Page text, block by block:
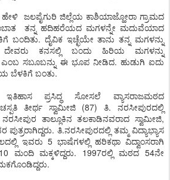
ಜಲಪೈಗುರಿ ಜಿಲ್ಲೆಯ ಕಾಶಿಯಾಜ್ಹೋರಾ ಗ್ರಾಮದ
ತನ್ನ ಹದಿಹರೆಯದ ಮಗಳನ್ನೇ ಮದುವೆಯಾದ
ಬಂದಿತು. ದೈವಿಕ ಇಚ್ಛೆಯೇ ತಾನು ತನ್ನ ಮಗಳನ್ನು
ಕನಸಲ್ಲಿ ಬಂದು ಹಿರಿಯ ಮಗಳನ್ನು
ಸಬೂಬನ್ನು ಈ ಭೂಪ ನೀಡಿದ. ಹುಡುಗಿ ಐದು
ಬೆಳಕಿಗೆ ಬಂತು.
ಪ್ರಸಿದ್ಧ ಸೋಸಲೆ ವ್ಯಾಸರಾಜಮಠದ
ತೀರ್ಥ ಸ್ವಾಮೀಜಿ (87) ತಿ. ನರಸೀಪುರದಲ್ಲಿ
ತಾಲ್ಲೂಕಿನ ತಲಕಾಡಿನವರಾದ ಸ್ವಾಮೀಜಿ,
ತಿ.ನರಸೀಪುರದಲ್ಲಿ ತಮ್ಮ ವಿದ್ಯಾಭ್ಯಾಸ
ಇವರು 5 ಭಾಷೆಗಳಲ್ಲಿ ಹರಿಕಥಾ ವಿದ್ವಾಂಸರಾಗಿ
ಮಂದಿ ಮಕ್ಕಳಿದ್ದರು. 1997ರಲ್ಲಿ ಮಠದ 54ನೇ